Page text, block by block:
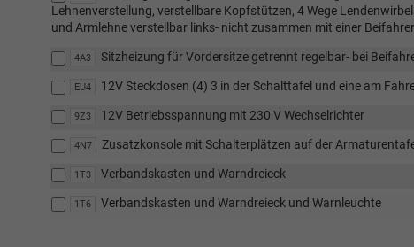
Lehnenverstellung, verstellbare Kopfstützen, 4 Wege
und Armlehne verstellbar links- nicht zusammen mit einer
4A3 Sitzheizung für Vordersitze getrennt regelbar- bei
EU4 12V Steckdosen (4) 3 in der Schalttafel und eine am
9Z3 12V Betriebsspannung mit 230 V Wechselrichter
4N7 Zusatzkonsole mit Schalterplätzen auf der
1T3 Verbandskasten und Warndreieck
1T6 Verbandskasten und Warndreieck und Warnleuchte